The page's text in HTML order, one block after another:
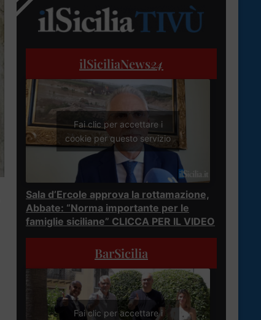
ilSiciliaNews24
Fai clic per accettare i
cookie per questo servizio
Sala d’Ercole approva la rottamazione,
Abbate: “Norma importante per le
famiglie siciliane” CLICCA PER IL VIDEO
BarSicilia
Fai clic per accettare i